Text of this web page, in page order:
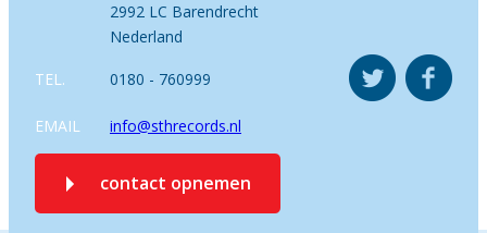
2992 LC Barendrecht
Nederland
TEL. 0180 - 760999
EMAIL info@sthrecords.nl
contact opnemen